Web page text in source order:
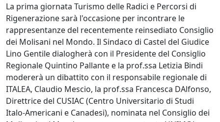
La prima giornata Turismo delle Radici e Percorsi di
Rigenerazione sarà l'occasione per incontrare le
rappresentanze del recentemente reinsediato Consiglio
dei Molisani nel Mondo. Il Sindaco di Castel del Giudice
Lino Gentile dialogherà con il Presidente del Consiglio
Regionale Quintino Pallante e la prof.ssa Letizia Bindi
modererà un dibattito con il responsabile regionale di
ITALEA, Claudio Mescio, la prof.ssa Francesca DAlfonso,
Direttrice del CUSIAC (Centro Universitario di Studi
Italo-Americani e Canadesi), nominata nel Consiglio dei